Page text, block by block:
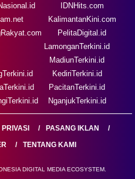
IDNHits.com
KalimantanKini.com
PelitaDigital.id
LamonganTerkini.id
MadiunTerkini.id
KediriTerkini.id
PacitanTerkini.id
NganjukTerkini.id
PASANG IKLAN
TENTANG KAMI
DIGITAL MEDIA ECOSYSTEM.